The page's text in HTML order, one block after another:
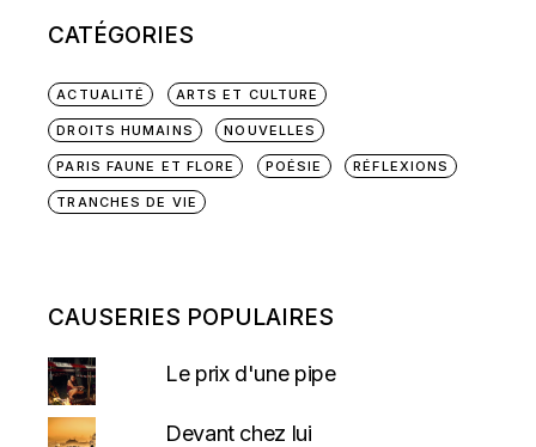
CATÉGORIES
ACTUALITÉ ARTS ET CULTURE
DROITS HUMAINS NOUVELLES
PARIS FAUNE ET FLORE POÉSIE RÉFLEXIONS
TRANCHES DE VIE
CAUSERIES POPULAIRES
Le prix d'une pipe
Devant chez lui